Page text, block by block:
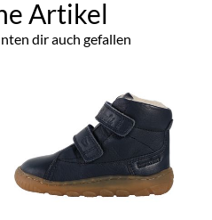
Artikel
dir auch gefallen